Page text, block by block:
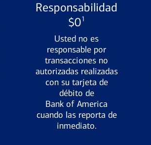
Responsabilidad
$01
Usted no es
responsable por
transacciones no
autorizadas realizadas
con su tarjeta de
débito de
Bank of America
cuando las reporta de
inmediato.